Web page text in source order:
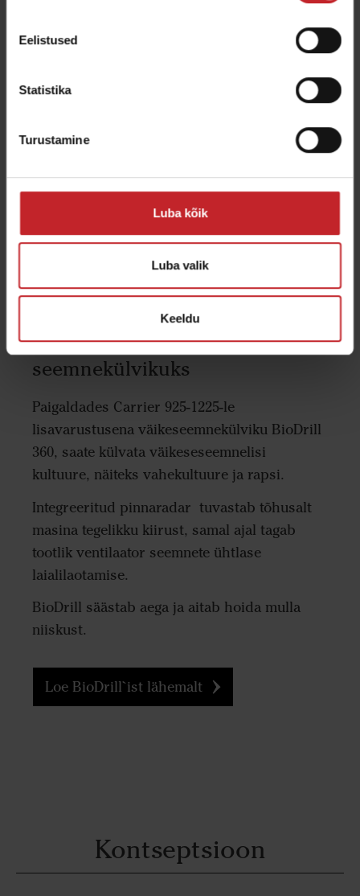
Eelistused
Statistika
Turustamine
Luba kõik
Luba valik
Keeldu
tagab selle pika kasutusaja isegi kõige
raskemates tingimustes. Kuna masinal on
see rohkem aega põllul töötamiseks.
BioDrill muudab Carrier`i
seemnekülvikuks
Paigaldades Carrier 925-1225-le
lisavarustusena väikeseemnekülviku BioDrill
360, saate külvata väikeseseemnelisi
kultuure, näiteks vahekultuure ja rapsi.
Integreeritud pinnaradar tuvastab tõhusalt
masina tegelikku kiirust, samal ajal tagab
tootlik ventilaator seemnete ühtlase
laialilaotamise.
BioDrill säästab aega ja aitab hoida mulla
niiskust.
Loe BioDrill`ist lähemalt
Kontseptsioon